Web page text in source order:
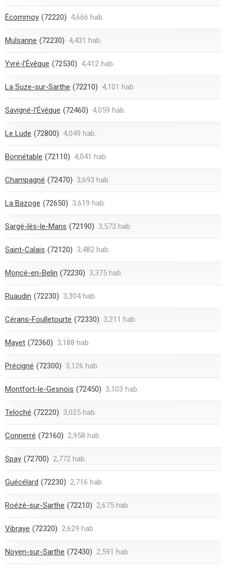
Écommoy (72220) 4,666 hab.
Mulsanne (72230) 4,431 hab.
Yvré-l'Évêque (72530) 4,412 hab.
La Suze-sur-Sarthe (72210) 4,101 hab.
Savigné-l'Évêque (72460) 4,059 hab.
Le Lude (72800) 4,049 hab.
Bonnétable (72110) 4,041 hab.
Champagné (72470) 3,693 hab.
La Bazoge (72650) 3,619 hab.
Sargé-lès-le-Mans (72190) 3,573 hab.
Saint-Calais (72120) 3,482 hab.
Moncé-en-Belin (72230) 3,375 hab.
Ruaudin (72230) 3,304 hab.
Cérans-Foulletourte (72330) 3,211 hab.
Mayet (72360) 3,188 hab.
Précigné (72300) 3,126 hab.
Montfort-le-Gesnois (72450) 3,103 hab.
Teloché (72220) 3,025 hab.
Connerré (72160) 2,958 hab.
Spay (72700) 2,772 hab.
Guécélard (72230) 2,716 hab.
Roézé-sur-Sarthe (72210) 2,675 hab.
Vibraye (72320) 2,629 hab.
Noyen-sur-Sarthe (72430) 2,591 hab.